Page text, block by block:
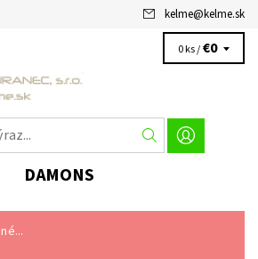
kelme@kelme.sk
0 ks /€0
DAMONS